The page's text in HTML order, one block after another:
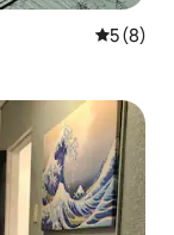
5 (8)